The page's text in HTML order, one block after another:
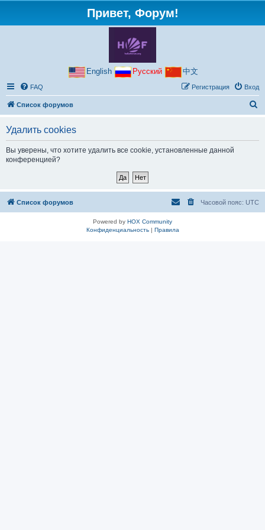
Привет, Форум!
English Русский 中文
FAQ Вход
Регистрация
Список форумов
Удалить cookies
Вы уверены, что хотите удалить все cookie, установленные данной
конференцией?
Список форумов Часовой пояс: UTC
Powered by HOX Community
Конфиденциальность| Правила